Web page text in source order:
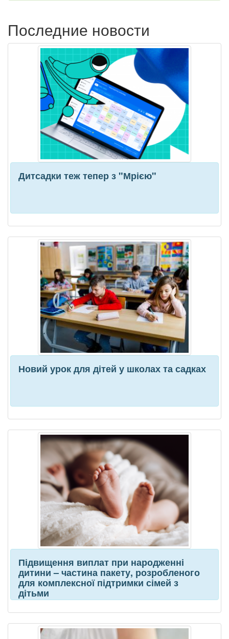
Последние новости
Дитсадки теж тепер з "Мрією"
Новий урок для дітей у школах та садках
Підвищення виплат при народженні
дитини – частина пакету, розробленого
для комплексної підтримки сімей з
дітьми